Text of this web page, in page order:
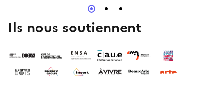
pratique respectueuse du vivant, une attention
portée aux territoires et un désir de faire projet
avec les habitant.e.s.Un film qui interroge nos
ce que signifie aujourd’hui "prendre soin".
Ils nous soutiennent